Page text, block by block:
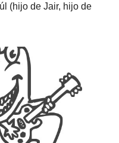
(hijo de Jair, hijo de